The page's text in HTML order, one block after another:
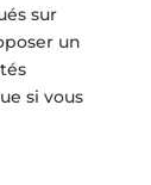
sur
un
si vous